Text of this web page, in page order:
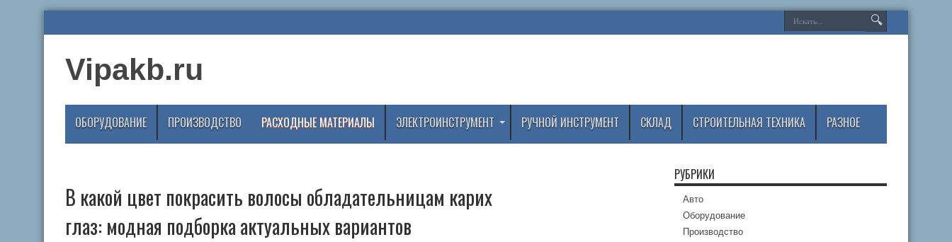
Vipakb.ru
ОБОРУДОВАНИЕ ПРОИЗВОДСТВО РАСХОДНЫЕ МАТЕРИАЛЫ ЭЛЕКТРОИНСТРУМЕНТ РУЧНОЙ ИНСТРУМЕНТ СКЛАД СТРОИТЕЛЬНАЯ ТЕХНИКА РАЗНОЕ
В какой цвет покрасить волосы обладательницам карих
глаз: модная подборка актуальных вариантов
РУБРИКИ
Авто
Оборудование
Производство